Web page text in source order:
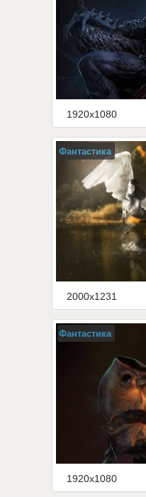
1920x1080
Фантастика
2000x1231
Фантастика
1920x1080